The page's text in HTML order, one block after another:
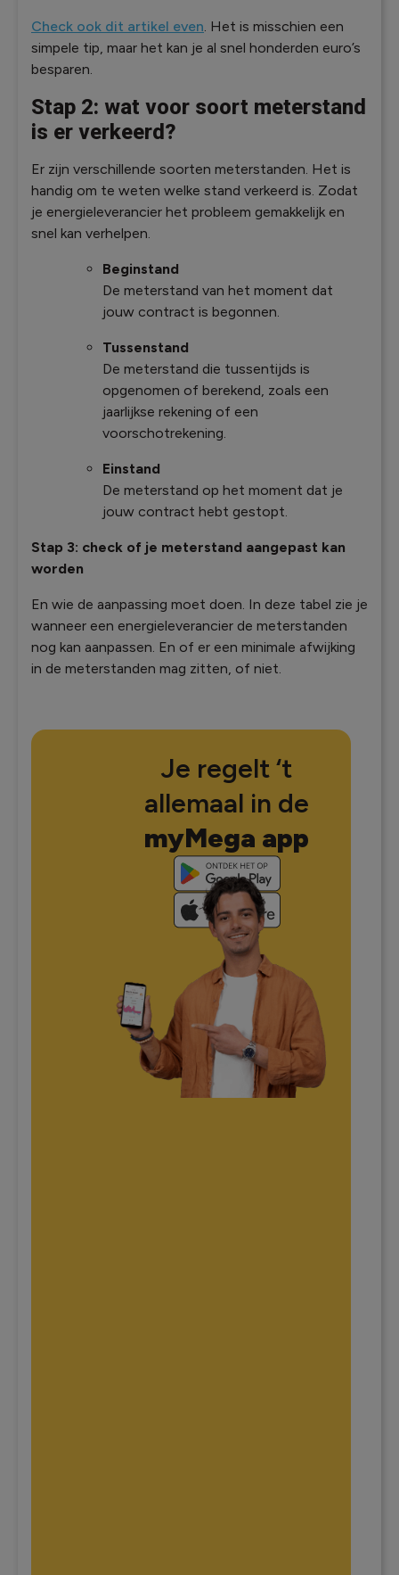
Check ook dit artikel even . Het is misschien een
simpele tip, maar het kan je al snel honderden euro’s
besparen.
Stap 2: wat voor soort meterstand
is er verkeerd?
Er zijn verschillende soorten meterstanden. Het is
handig om te weten welke stand verkeerd is. Zodat
je energieleverancier het probleem gemakkelijk en
snel kan verhelpen.
Beginstand
De meterstand van het moment dat
jouw contract is begonnen.
Tussenstand
De meterstand die tussentijds is
opgenomen of berekend, zoals een
jaarlijkse rekening of een
voorschotrekening.
Einstand
De meterstand op het moment dat je
jouw contract hebt gestopt.
Stap 3: check of je meterstand aangepast kan
worden
En wie de aanpassing moet doen. In deze tabel zie je
wanneer een energieleverancier de meterstanden
nog kan aanpassen. En of er een minimale afwijking
in de meterstanden mag zitten, of niet.
Je regelt ‘t
allemaal in de
myMega app